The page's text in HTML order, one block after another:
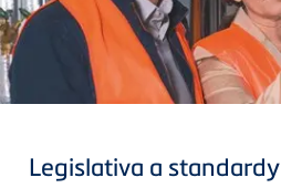
Legislativa a standardy